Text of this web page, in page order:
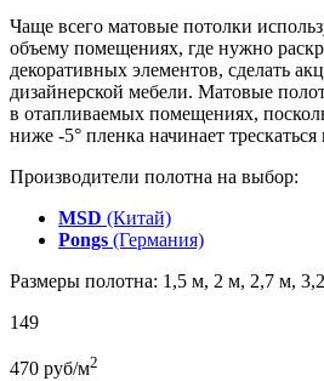
Чаще всего матовые потолки
объему помещениях, где нужно
декоративных элементов, сделать
дизайнерской мебели. Матовые
в отапливаемых помещениях,
ниже -5° пленка начинает трескаться
Производители полотна на выбор:
MSD (Китай)
Pongs (Германия)
Размеры полотна: 1,5 м, 2 м, 2,7 м,
149
470 руб/м2